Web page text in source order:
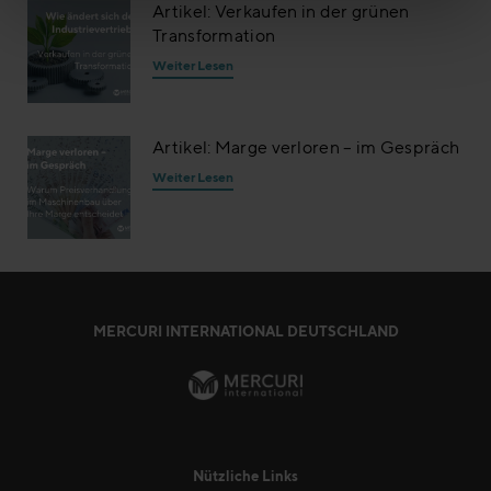
Artikel: Verkaufen in der grünen
Transformation
Weiter Lesen
Artikel: Marge verloren – im Gespräch
Weiter Lesen
MERCURI INTERNATIONAL DEUTSCHLAND
Nützliche Links